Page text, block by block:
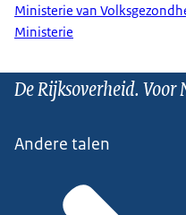
Ministerie van
Ministerie
De Rijksoverheid. Voor
Andere talen